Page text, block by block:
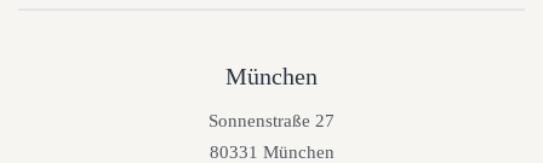
München
Sonnenstraße 27
80331 München